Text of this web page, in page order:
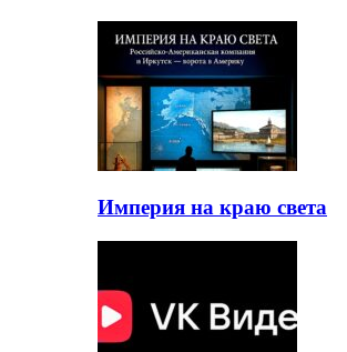
Империя на краю света